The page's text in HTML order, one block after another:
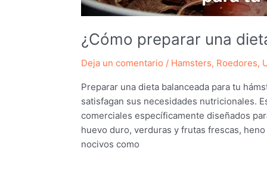
¿Cómo preparar una
Deja un comentario / Hamsters, Roedores,
Preparar una dieta balanceada para tu
satisfagan sus necesidades nutricionales.
comerciales específicamente diseñados
huevo duro, verduras y frutas frescas,
nocivos como